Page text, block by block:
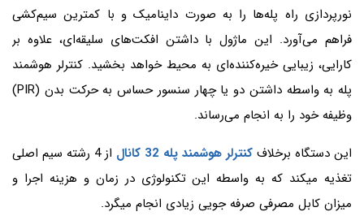
نورپردازی راه پله‌ها را به صورت داینامیک و با کمترین سیم‌کشی
فراهم می‌آورد. این ماژول با داشتن افکت‌های سلیقه‌ای، علاوه بر
کارایی، زیبایی خیره‌کننده‌ای به محیط خواهد بخشید. کنترلر هوشمند
پله به واسطه داشتن دو یا چهار سنسور حساس به حرکت بدن (PIR)
وظیفه خود را به انجام می‌رساند.
این دستگاه برخلاف کنترلر هوشمند پله 32 کانال
از 4 رشته سیم اصلی
تغذیه میکند که به واسطه این تکنولوژی در زمان و هزینه اجرا و
میزان کابل مصرفی صرفه جویی زیادی انجام میگرد.